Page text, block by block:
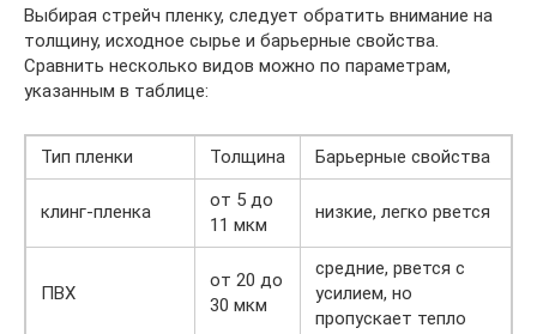
Выбирая стрейч пленку, следует обратить внимание на
толщину, исходное сырье и барьерные свойства.
Сравнить несколько видов можно по параметрам,
указанным в таблице:
Тип пленки Толщина Барьерные свойства
клинг-пленка
от 5 до
11 мкм
низкие, легко рвется
ПВХ
от 20 до
30 мкм
средние, рвется с
усилием, но
пропускает тепло